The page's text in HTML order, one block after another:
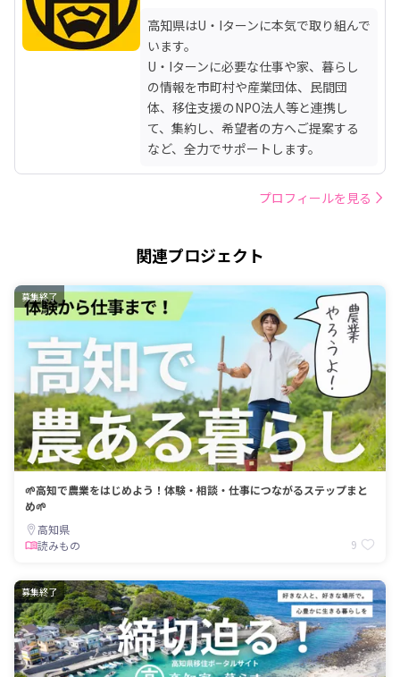
高知県はU・Iターンに本気で取り組んで
います。
U・Iターンに必要な仕事や家、暮らし
の情報を市町村や産業団体、民間団
体、移住支援のNPO法人等と連携し
て、集約し、希望者の方へご提案する
など、全力でサポートします。
プロフィールを見る
関連プロジェクト
募集終了
🌱高知で農業をはじめよう！体験・相談・仕事につながるステップまと
め🌱
高知県
読みもの
9
募集終了